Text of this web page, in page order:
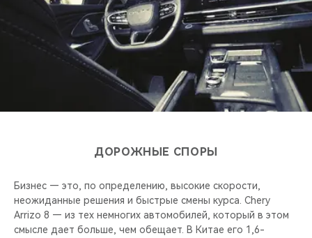
ДОРОЖНЫЕ СПОРЫ
Бизнес — это, по определению, высокие скорости,
неожиданные решения и быстрые смены курса. Chery
Arrizo 8 — из тех немногих автомобилей, который в этом
смысле дает больше, чем обещает. В Китае его 1,6-